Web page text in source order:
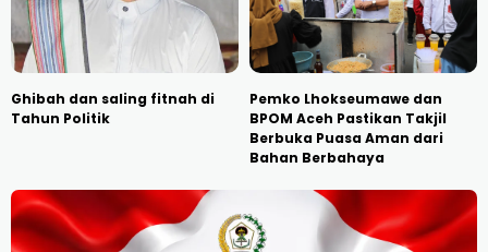
Ghibah dan saling fitnah di
Tahun Politik
Pemko Lhokseumawe dan
BPOM Aceh Pastikan Takjil
Berbuka Puasa Aman dari
Bahan Berbahaya